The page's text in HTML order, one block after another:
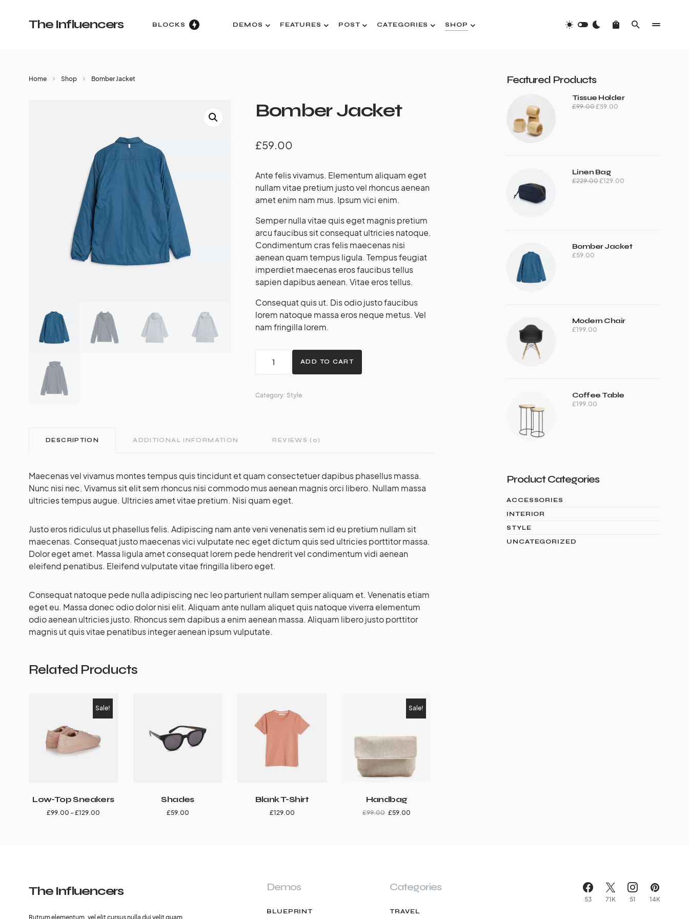
The Influencers BLOCKS DEMOS FEATURES POST CATEGORIES SHOP
Home Shop Bomber Jacket
Bomber Jacket
£59.00
Ante felis vivamus. Elementum aliquam eget
nullam vitae pretium justo vel rhoncus aenean
amet enim nam mus. Ipsum vici enim.
Semper nulla vitae quis eget magnis pretium
arcu faucibus sit consequat ultricies natoque.
Condimentum cras felis maecenas nisi
aenean quam tempus ligula. Tempus feugiat
imperdiet maecenas eros faucibus tellus
sapien dapibus aenean. Vitae eros tellus.
Consequat quis ut. Dis odio justo faucibus
lorem natoque massa eros neque metus. Vel
nam fringilla lorem.
ADD TO CART
Category: Style
DESCRIPTION ADDITIONAL INFORMATION REVIEWS (0)
Maecenas vel vivamus montes tempus quis tincidunt et quam consectetuer dapibus phasellus massa.
Nunc nisi nec. Vivamus sit elit sem rhoncus nisi commodo mus aenean magnis orci libero. Nullam massa
ultricies tempus augue. Ultricies amet vitae pretium. Nisi quam eget.
Justo eros ridiculus ut phasellus felis. Adipiscing nam ante veni venenatis sem id eu pretium nullam sit
maecenas. Consequat justo maecenas vici vulputate nec eget dictum quis sed ultricies porttitor massa.
Dolor eget amet. Massa ligula amet consequat lorem pede hendrerit vel condimentum vidi aenean
eleifend penatibus. Eleifend vulputate vitae fringilla libero eget.
Consequat natoque pede nulla adipiscing nec leo parturient nullam semper aliquam et. Venenatis etiam
eget eu. Massa donec odio dolor nisi elit. Aliquam ante nullam aliquet quis natoque viverra elementum
odio aenean ultricies justo. Rhoncus sem dapibus a enim aenean massa. Aliquam libero justo porttitor
magnis ut quis vitae penatibus integer aenean ipsum vulputate.
Related Products
Sale!
Low-Top Sneakers
£99.00 –£129.00
Shades
£59.00
Blank T-Shirt
£129.00
Sale!
Handbag
£99.00 £59.00
Featured Products
Tissue Holder
£99.00£59.00
Linen Bag
£229.00£129.00
Bomber Jacket
£59.00
Modern Chair
£199.00
Coffee Table
£199.00
Product Categories
ACCESSORIES
INTERIOR
STYLE
UNCATEGORIZED
The Influencers
Rutrum elementum, vel elit cursus nulla dui velit quam.
Demos
BLUEPRINT
Categories
TRAVEL
53 71K 51 14K